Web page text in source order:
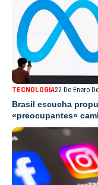
TECNOLOGÍA22 De Enero
Brasil escucha
«preocupantes»